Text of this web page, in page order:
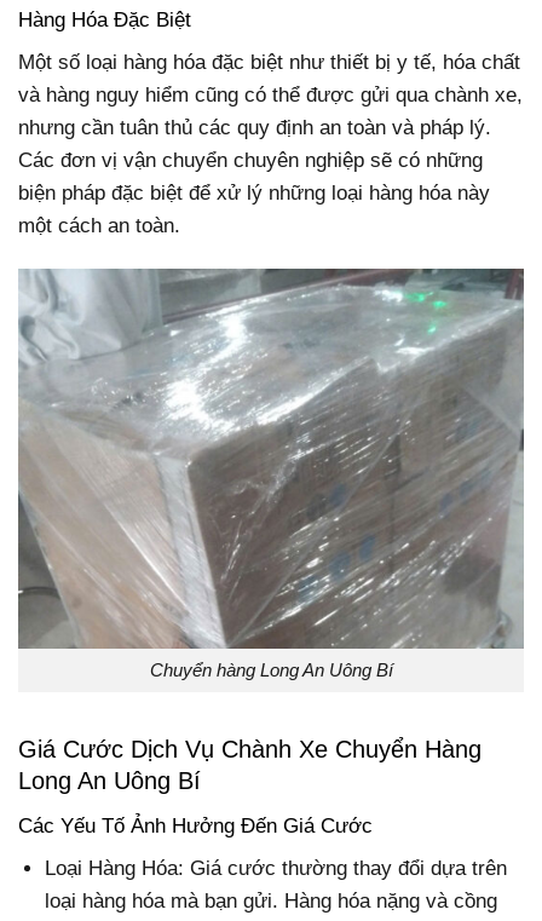
Hàng Hóa Đặc Biệt
Một số loại hàng hóa đặc biệt như thiết bị y tế, hóa chất
và hàng nguy hiểm cũng có thể được gửi qua chành xe,
nhưng cần tuân thủ các quy định an toàn và pháp lý.
Các đơn vị vận chuyển chuyên nghiệp sẽ có những
biện pháp đặc biệt để xử lý những loại hàng hóa này
một cách an toàn.
Chuyển hàng Long An Uông Bí
Giá Cước Dịch Vụ Chành Xe Chuyển Hàng
Long An Uông Bí
Các Yếu Tố Ảnh Hưởng Đến Giá Cước
Loại Hàng Hóa: Giá cước thường thay đổi dựa trên
loại hàng hóa mà bạn gửi. Hàng hóa nặng và cồng